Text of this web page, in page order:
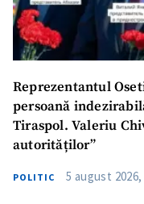
Reprezentantul
persoană
Tiraspol. Valeriu
autorităților”
POLITIC 5 august 2026,